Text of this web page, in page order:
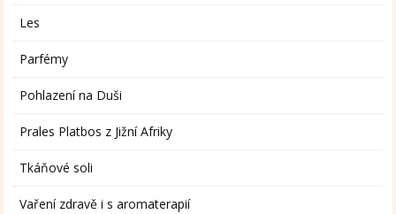
Les
Parfémy
Pohlazení na Duši
Prales Platbos z Jižní Afriky
Tkáňové soli
Vaření zdravě i s aromaterapií